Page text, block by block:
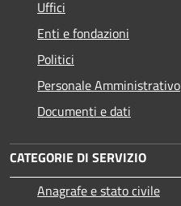
Uffici
Enti e fondazioni
Politici
Personale Amministrativo
Documenti e dati
CATEGORIE DI SERVIZIO
Anagrafe e stato civile